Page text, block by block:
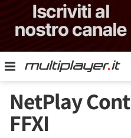
NetPlay
FFXI